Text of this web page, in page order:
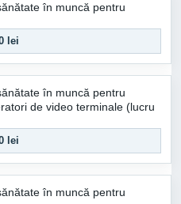
în muncă pentru
lei
în muncă pentru
de video terminale (lucru
lei
în muncă pentru